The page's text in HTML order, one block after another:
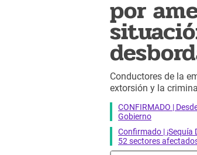
por
Conductores de la
extorsión y la
CONFIRMADO |
Gobierno
Confirmado | ¡Sequía
52 sectores